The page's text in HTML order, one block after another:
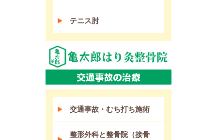
テニス肘
交通事故・むち打ち施術
整形外科と整骨院（接骨